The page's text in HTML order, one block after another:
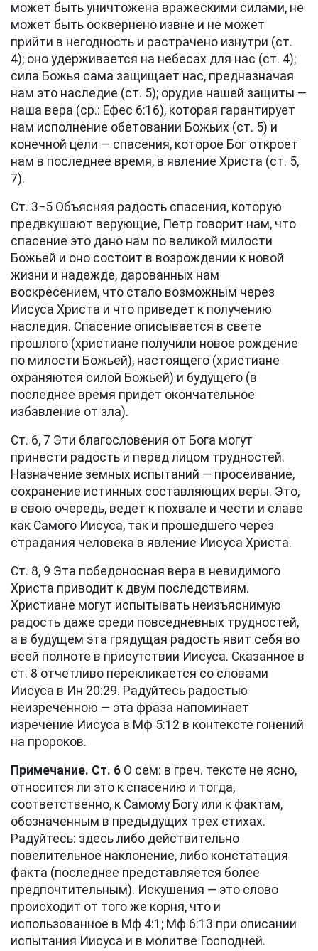
может быть уничтожена вражескими силами, не
может быть осквернено извне и не может
прийти в негодность и растрачено изнутри (ст.
4); оно удерживается на небесах для нас (ст. 4);
сила Божья сама защищает нас, предназначая
нам это наследие (ст. 5); орудие нашей защиты —
наша вера (ср.: Ефес 6:16), которая гарантирует
нам исполнение обетовании Божьих (ст. 5) и
конечной цели — спасения, которое Бог откроет
нам в последнее время, в явление Христа (ст. 5,
7).
Ст. 3−5 Объясняя радость спасения, которую
предвкушают верующие, Петр говорит нам, что
спасение это дано нам по великой милости
Божьей и оно состоит в возрождении к новой
жизни и надежде, дарованных нам
воскресением, что стало возможным через
Иисуса Христа и что приведет к получению
наследия. Спасение описывается в свете
прошлого (христиане получили новое рождение
по милости Божьей), настоящего (христиане
охраняются силой Божьей) и будущего (в
последнее время придет окончательное
избавление от зла).
Ст. 6, 7 Эти благословения от Бога могут
принести радость и перед лицом трудностей.
Назначение земных испытаний — просеивание,
сохранение истинных составляющих веры. Это,
в свою очередь, ведет к похвале и чести и славе
как Самого Иисуса, так и прошедшего через
страдания человека в явление Иисуса Христа.
Ст. 8, 9 Эта победоносная вера в невидимого
Христа приводит к двум последствиям.
Христиане могут испытывать неизъяснимую
радость даже среди повседневных трудностей,
а в будущем эта грядущая радость явит себя во
всей полноте в присутствии Иисуса. Сказанное в
ст. 8 отчетливо перекликается со словами
Иисуса в Ин 20:29. Радуйтесь радостью
неизреченною — эта фраза напоминает
изречение Иисуса в Мф 5:12 в контексте гонений
на пророков.
Примечание. Ст. 6 О сем: в греч. тексте не ясно,
относится ли это к спасению и тогда,
соответственно, к Самому Богу или к фактам,
обозначенным в предыдущих трех стихах.
Радуйтесь: здесь либо действительно
повелительное наклонение, либо констатация
факта (последнее представляется более
предпочтительным). Искушения — это слово
происходит от того же корня, что и
использованное в Мф 4:1 ; Мф 6:13 при описании
испытания Иисуса и в молитве Господней.